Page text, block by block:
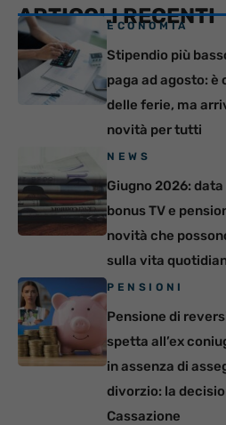
ARTICOLI RECENTI
ECONOMIA
Stipendio più
paga ad agosto: è
delle ferie, ma
novità per tutti
NEWS
Giugno 2026:
bonus TV e
novità che
sulla vita
PENSIONI
Pensione di
spetta all’ex
in assenza di
divorzio: la
Cassazione